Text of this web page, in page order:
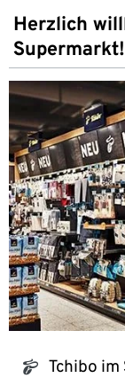
Herzlich
Supermarkt!
tchibo_logo Tchibo